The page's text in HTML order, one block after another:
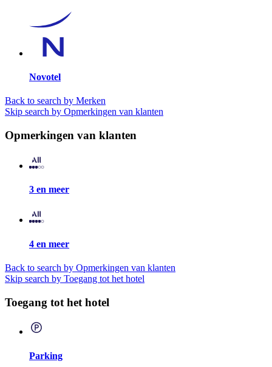
Novotel
Back to search by Merken
Skip search by Opmerkingen van klanten
Opmerkingen van klanten
3 en meer
4 en meer
Back to search by Opmerkingen van klanten
Skip search by Toegang tot het hotel
Toegang tot het hotel
Parking